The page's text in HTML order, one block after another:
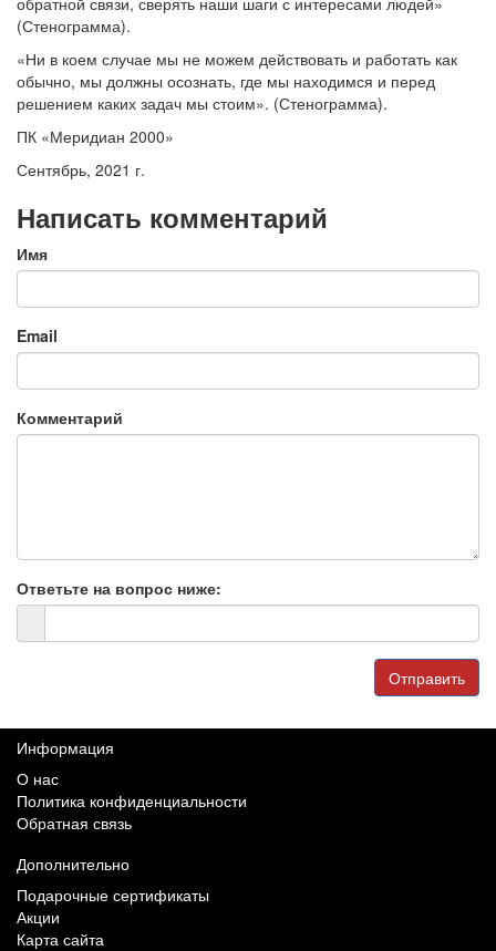
(Стенограмма).
«Ни в коем случае мы не можем действовать и работать как
обычно, мы должны осознать, где мы находимся и перед
решением каких задач мы стоим». (Стенограмма).
ПК «Меридиан 2000»
Сентябрь, 2021 г.
Написать комментарий
Имя
Email
Комментарий
Ответьте на вопрос ниже:
Отправить
Информация
О нас
Политика конфиденциальности
Обратная связь
Дополнительно
Подарочные сертификаты
Акции
Карта сайта